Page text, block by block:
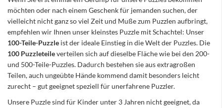
möchten oder nach einem Geschenk für jemanden suchen, der
vielleicht nicht ganz so viel Zeit und Muße zum Puzzlen aufbringt,
empfehlen wir Ihnen unser kleinstes Puzzle mit Schachtel: Unser
100-Teile-Puzzle ist der ideale Einstieg in die Welt der Puzzles. Die
100 Puzzleteileverteilen sich auf dieselbe Fläche wie bei den 200-
und 500-Teile-Puzzles. Dadurch bestehen sie aus extragroßen
Teilen, auch ungeübte Hände kommend damit besonders leicht
zurecht – gut geeignet speziell für unerfahrene Puzzler.
Unsere Puzzle sind für Kinder unter 3 Jahren nicht geeignet, da